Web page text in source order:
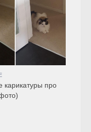
карикатуры про